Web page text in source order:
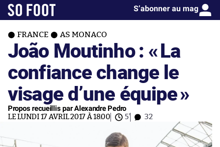
S’abonner au mag
FRANCE AS MONACO
João Moutinho : «La
confiance change le
visage d’une équipe»
Propos recueillis par Alexandre Pedro
LE LUNDI 17 AVRIL 2017 À 18:00 5' 32